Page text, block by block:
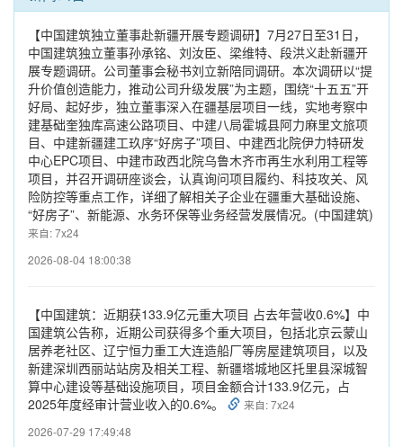
【中国建筑独立董事赴新疆开展专题调研】7月27日至31日，
中国建筑独立董事孙承铭、刘汝臣、梁维特、段洪义赴新疆开
展专题调研。公司董事会秘书刘立新陪同调研。本次调研以“提
升价值创造能力，推动公司升级发展”为主题，围绕“十五五”开
好局、起好步，独立董事深入在疆基层项目一线，实地考察中
建基础奎独库高速公路项目、中建八局霍城县阿力麻里文旅项
目、中建新疆建工玖序“好房子”项目、中建西北院伊力特研发
中心EPC项目、中建市政西北院乌鲁木齐市再生水利用工程等
项目，并召开调研座谈会，认真询问项目履约、科技攻关、风
险防控等重点工作，详细了解相关子企业在疆重大基础设施、
“好房子”、新能源、水务环保等业务经营发展情况。(中国建筑)
来自: 7x24
2026-08-04 18:00:38
【中国建筑：近期获133.9亿元重大项目 占去年营收0.6%】中
国建筑公告称，近期公司获得多个重大项目，包括北京云蒙山
居养老社区、辽宁恒力重工大连造船厂等房屋建筑项目，以及
新建深圳西丽站站房及相关工程、新疆塔城地区托里县深城智
算中心建设等基础设施项目，项目金额合计133.9亿元，占
2025年度经审计营业收入的0.6%。
来自: 7x24
2026-07-29 17:49:48